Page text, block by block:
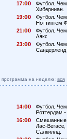
17:
Футбол.
Хиберниан.
19:
Футбол.
Ноттингем
21:
Футбол.
Аякс.
23:
Футбол.
программа на неделю: вся
14:
Футбол.
Роттердам
16:
Смешанные
Лас-
Салкиллд.